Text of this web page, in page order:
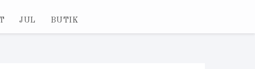
JUL BUTIK